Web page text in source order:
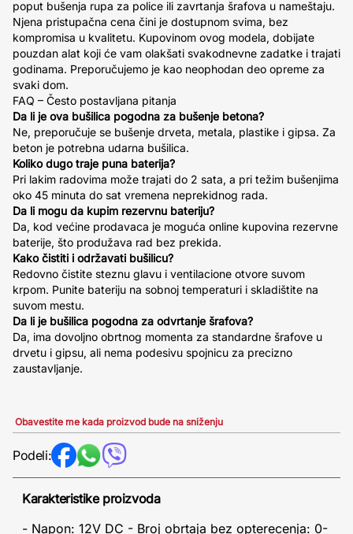
poput bušenja rupa za police ili zavrtanja šrafova u nameštaju.
Njena pristupačna cena čini je dostupnom svima, bez
kompromisa u kvalitetu. Kupovinom ovog modela, dobijate
pouzdan alat koji će vam olakšati svakodnevne zadatke i trajati
godinama. Preporučujemo je kao neophodan deo opreme za
svaki dom.
FAQ – Često postavljana pitanja
Da li je ova bušilica pogodna za bušenje betona?
Ne, preporučuje se bušenje drveta, metala, plastike i gipsa. Za
beton je potrebna udarna bušilica.
Koliko dugo traje puna baterija?
Pri lakim radovima može trajati do 2 sata, a pri težim bušenjima
oko 45 minuta do sat vremena neprekidnog rada.
Da li mogu da kupim rezervnu bateriju?
Da, kod većine prodavaca je moguća online kupovina rezervne
baterije, što produžava rad bez prekida.
Kako čistiti i održavati bušilicu?
Redovno čistite steznu glavu i ventilacione otvore suvom
krpom. Punite bateriju na sobnoj temperaturi i skladištite na
suvom mestu.
Da li je bušilica pogodna za odvrtanje šrafova?
Da, ima dovoljno obrtnog momenta za standardne šrafove u
drvetu i gipsu, ali nema podesivu spojnicu za precizno
zaustavljanje.
Obavestite me kada proizvod bude na sniženju
Podeli:
Karakteristike proizvoda
- Napon: 12V DC - Broj obrtaja bez opterecenja: 0-